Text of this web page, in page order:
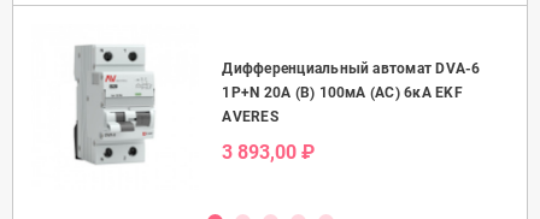
Дифференциальный автомат DVA-6
1P+N 20А (B) 100мА (AC) 6кА EKF
AVERES
3 893,00 ₽